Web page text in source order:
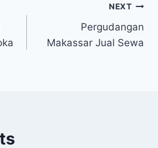
NEXT
Pergudangan
Makassar Jual Sewa